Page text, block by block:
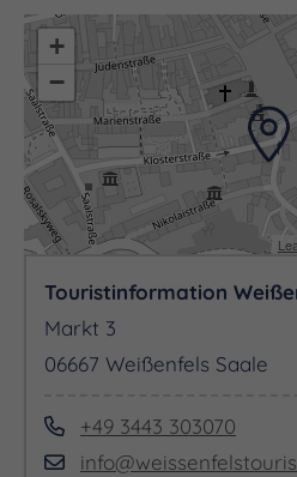
+
−
Touristinformation
Markt 3
06667 Weißenfels Saale
+49 3443 303070